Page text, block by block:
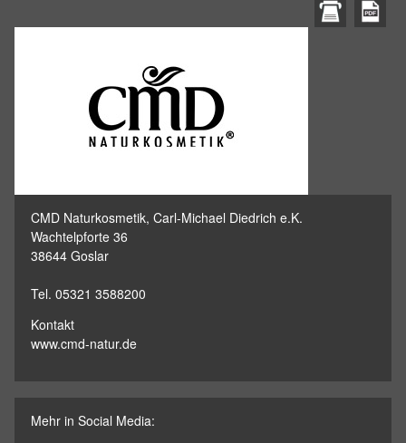
CMD Naturkosmetik, Carl-Michael Diedrich e.K.
Wachtelpforte 36
38644 Goslar
Tel. 05321 3588200
Kontakt
www.cmd-natur.de
Mehr in Social Media: